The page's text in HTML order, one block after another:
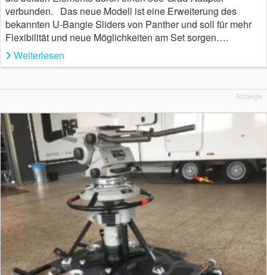
verbunden. Das neue Modell ist eine Erweiterung des
bekannten U-Bangie Sliders von Panther und soll für mehr
Flexibilität und neue Möglichkeiten am Set sorgen….
Weiterlesen
Anzeige